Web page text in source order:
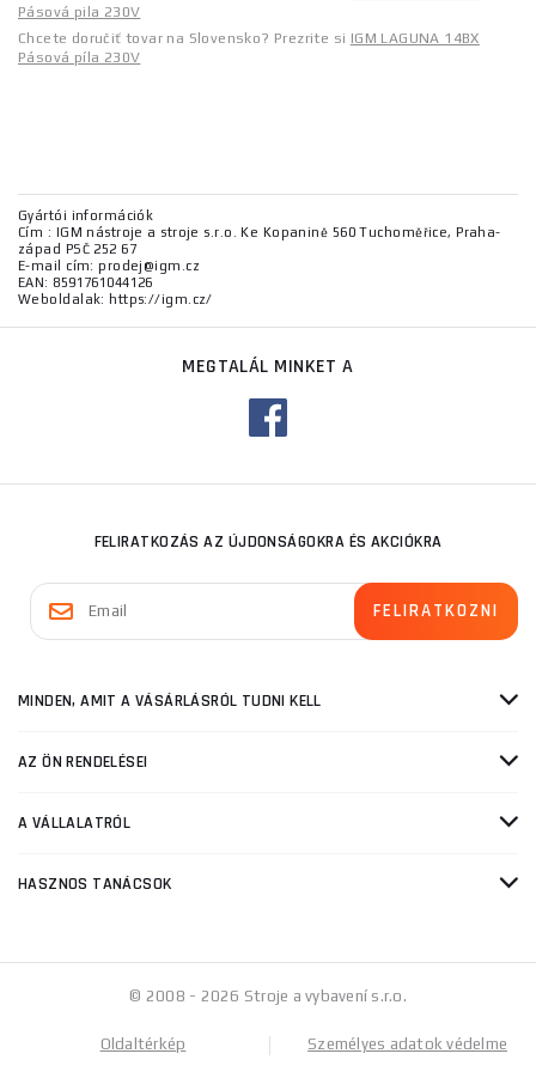
Pásová pila 230V
Chcete doručiť tovar na Slovensko? Prezrite si IGM LAGUNA 14BX
Pásová píla 230V
Gyártói információk
Cím : IGM nástroje a stroje s.r.o. Ke Kopanině 560 Tuchoměřice, Praha-
západ PSČ 252 67
E-mail cím: prodej@igm.cz
EAN: 8591761044126
Weboldalak: https://igm.cz/
MEGTALÁL MINKET A
FELIRATKOZÁS AZ ÚJDONSÁGOKRA ÉS AKCIÓKRA
MINDEN, AMIT A VÁSÁRLÁSRÓL TUDNI KELL
AZ ÖN RENDELÉSEI
A VÁLLALATRÓL
HASZNOS TANÁCSOK
© 2008 - 2026 Stroje a vybavení s.r.o.
Oldaltérkép Személyes adatok védelme